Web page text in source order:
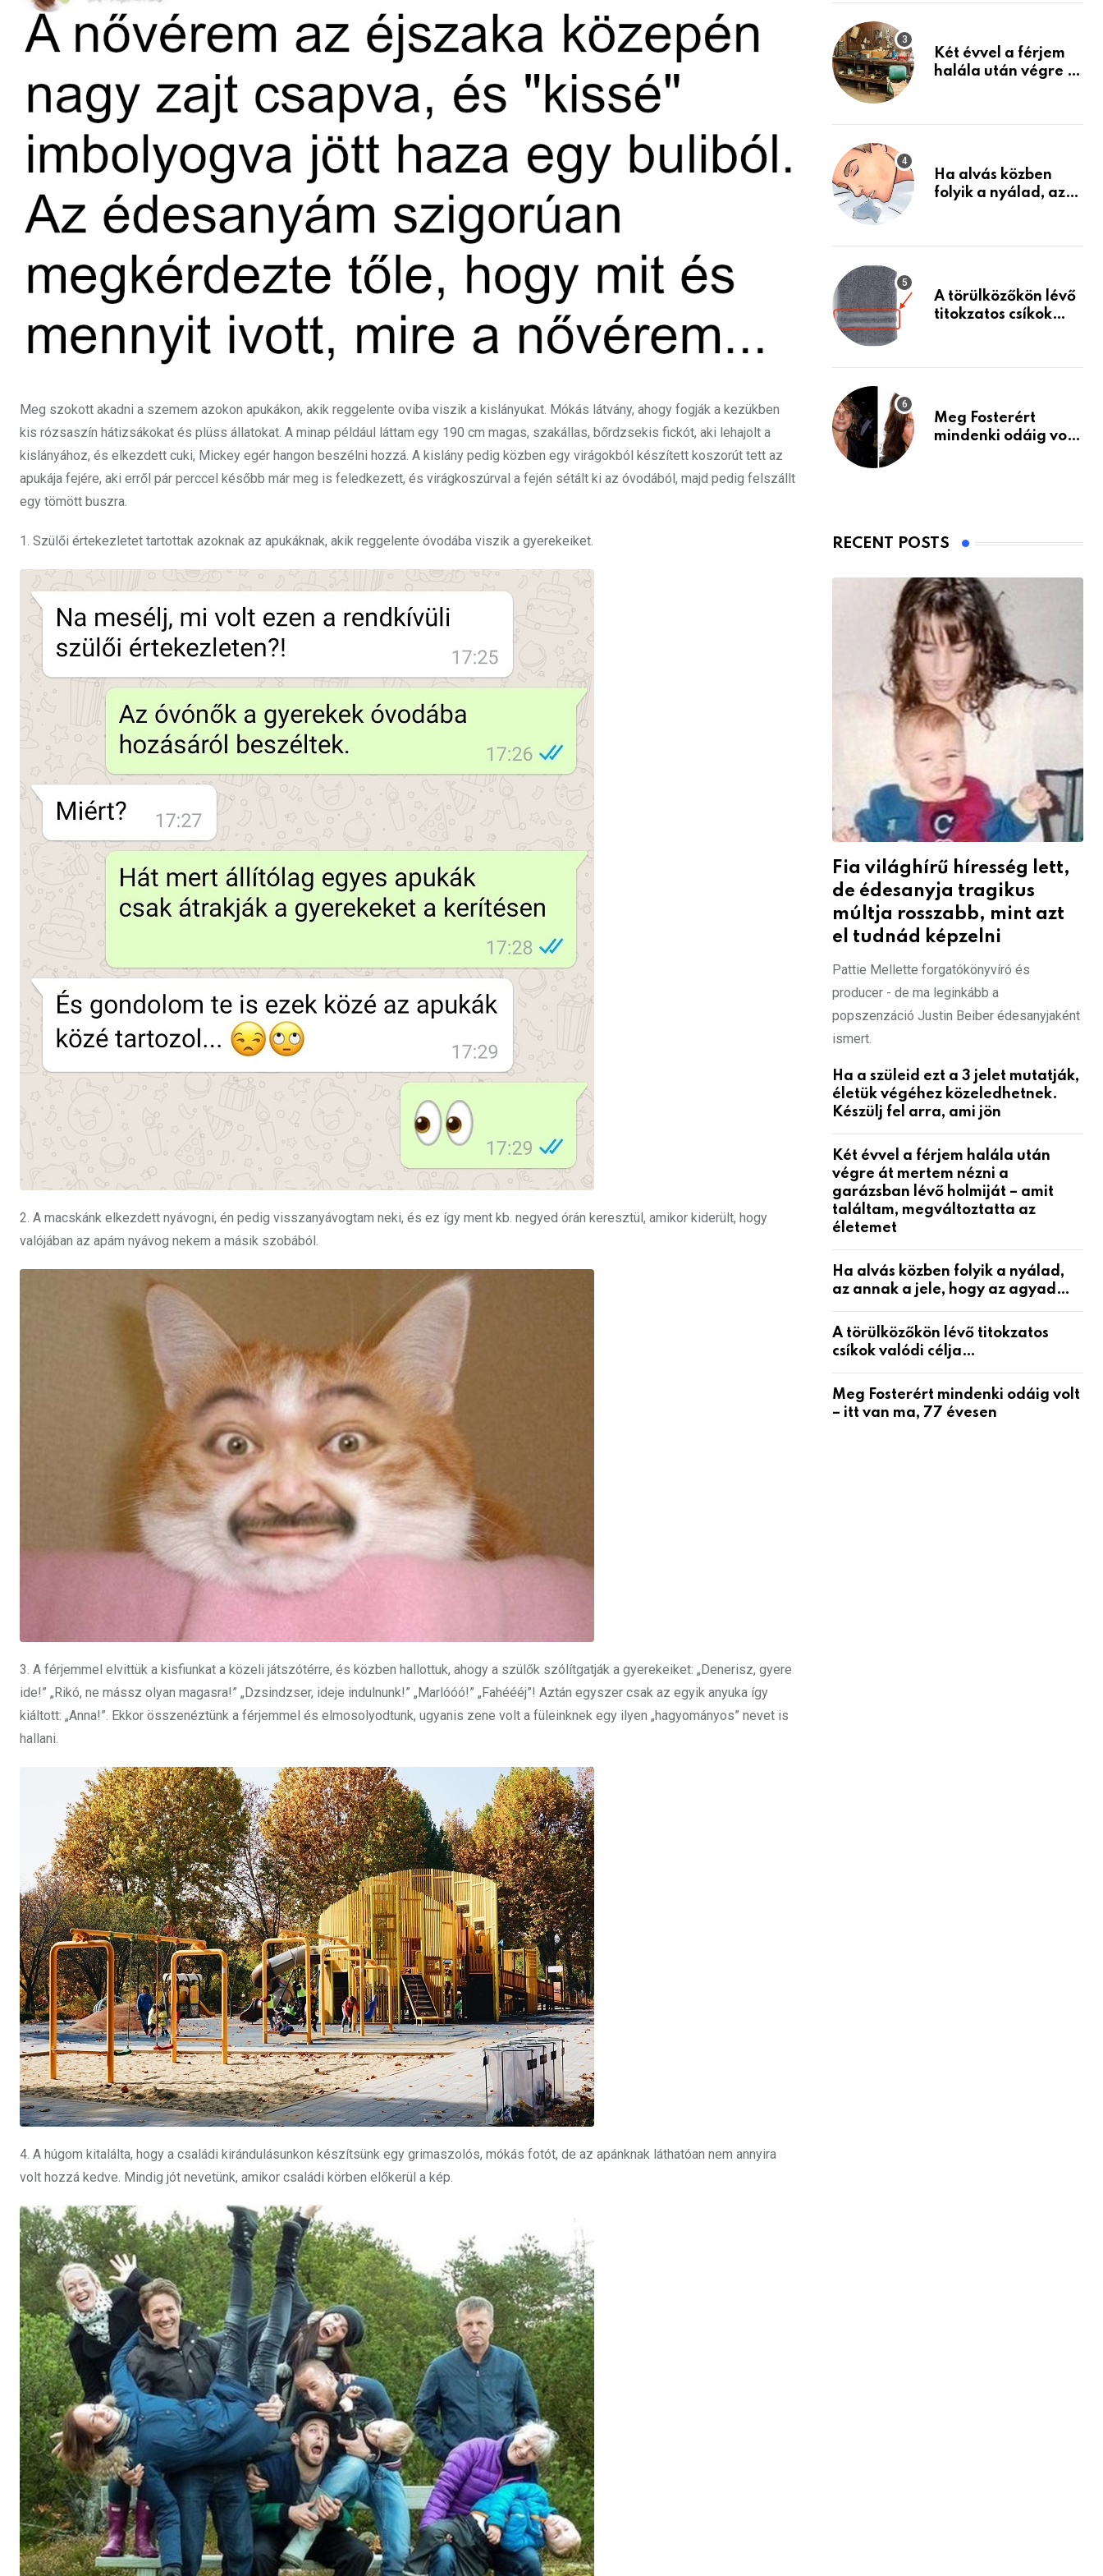
Meg szokott akadni a szemem azokon apukákon, akik reggelente oviba viszik a kislányukat. Mókás látvány, ahogy fogják a kezükben
kis rózsaszín hátizsákokat és plüss állatokat. A minap például láttam egy 190 cm magas, szakállas, bőrdzsekis fickót, aki lehajolt a
kislányához, és elkezdett cuki, Mickey egér hangon beszélni hozzá. A kislány pedig közben egy virágokból készített koszorút tett az
apukája fejére, aki erről pár perccel később már meg is feledkezett, és virágkoszúrval a fején sétált ki az óvodából, majd pedig felszállt
egy tömött buszra.
1. Szülői értekezletet tartottak azoknak az apukáknak, akik reggelente óvodába viszik a gyerekeiket.
2. A macskánk elkezdett nyávogni, én pedig visszanyávogtam neki, és ez így ment kb. negyed órán keresztül, amikor kiderült, hogy
valójában az apám nyávog nekem a másik szobából.
3. A férjemmel elvittük a kisfiunkat a közeli játszótérre, és közben hallottuk, ahogy a szülők szólítgatják a gyerekeiket: „Denerisz, gyere
ide!” „Rikó, ne mássz olyan magasra!” „Dzsindzser, ideje indulnunk!” „Marlóóó!” „Fahéééj”! Aztán egyszer csak az egyik anyuka így
kiáltott: „Anna!”. Ekkor összenéztünk a férjemmel és elmosolyodtunk, ugyanis zene volt a füleinknek egy ilyen „hagyományos” nevet is
hallani.
4. A húgom kitalálta, hogy a családi kirándulásunkon készítsünk egy grimaszolós, mókás fotót, de az apánknak láthatóan nem annyira
volt hozzá kedve. Mindig jót nevetünk, amikor családi körben előkerül a kép.
Készülj fel arra, ami
Két évvel a férjem
halála után végre át
holmiját – amit
életemet
Ha alvás közben
folyik a nyálad, az
A törülközőkön lévő
titokzatos csíkok
Meg Fosterért
mindenki odáig volt
RECENT POSTS
Fia világhírű híresség lett,
de édesanyja tragikus
múltja rosszabb, mint azt
el tudnád képzelni
Pattie Mellette forgatókönyvíró és
producer - de ma leginkább a
popszenzáció Justin Beiber édesanyjaként
ismert.
Ha a szüleid ezt a 3 jelet mutatják,
életük végéhez közeledhetnek.
Készülj fel arra, ami jön
Két évvel a férjem halála után
végre át mertem nézni a
garázsban lévő holmiját – amit
találtam, megváltoztatta az
életemet
Ha alvás közben folyik a nyálad,
az annak a jele, hogy az agyad…
A törülközőkön lévő titokzatos
csíkok valódi célja…
Meg Fosterért mindenki odáig volt
– itt van ma, 77 évesen